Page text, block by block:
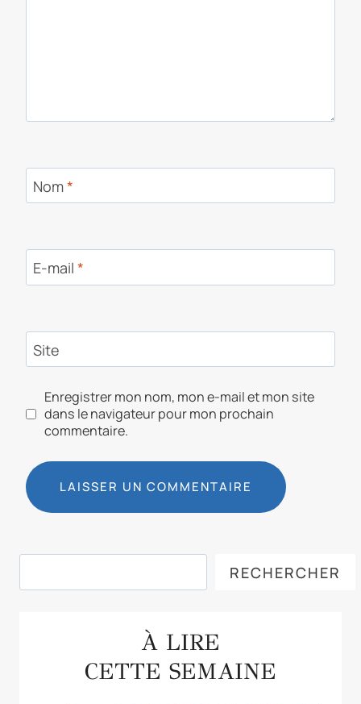
Nom*
E-mail *
Site
Enregistrer mon nom, mon e-mail et mon site
dans le navigateur pour mon prochain
commentaire.
RECHERCHER
À LIRE
CETTE SEMAINE